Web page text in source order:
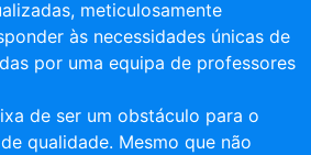
meticulosamente
às necessidades únicas de
por uma equipa de professores
de ser um obstáculo para o
qualidade. Mesmo que não